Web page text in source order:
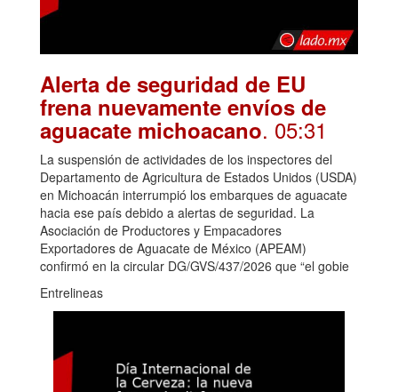
Alerta de seguridad de EU
frena nuevamente envíos de
aguacate michoacano. 05:31
La suspensión de actividades de los inspectores del
Departamento de Agricultura de Estados Unidos (USDA)
en Michoacán interrumpió los embarques de aguacate
hacia ese país debido a alertas de seguridad. La
Asociación de Productores y Empacadores
Exportadores de Aguacate de México (APEAM)
confirmó en la circular DG/GVS/437/2026 que “el gobie
Entrelineas